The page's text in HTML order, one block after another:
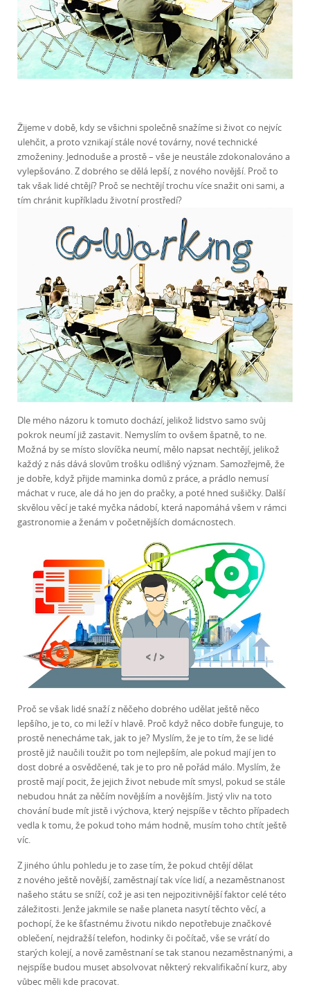
Žijeme v době, kdy se všichni společně snažíme si život co nejvíc
ulehčit, a proto vznikají stále nové továrny, nové technické
zmoženiny. Jednoduše a prostě – vše je neustále zdokonalováno a
vylepšováno. Z dobrého se dělá lepší, z nového novější. Proč to
tak však lidé chtějí? Proč se nechtějí trochu více snažit oni sami, a
tím chránit kupříkladu životní prostředí?
Dle mého názoru k tomuto dochází, jelikož lidstvo samo svůj
pokrok neumí již zastavit. Nemyslím to ovšem špatně, to ne.
Možná by se místo slovíčka neumí, mělo napsat nechtějí, jelikož
každý z nás dává slovům trošku odlišný význam. Samozřejmě, že
je dobře, když přijde maminka domů z práce, a prádlo nemusí
máchat v ruce, ale dá ho jen do pračky, a poté hned sušičky. Další
skvělou věcí je také myčka nádobí, která napomáhá všem v rámci
gastronomie a ženám v početnějších domácnostech.
Proč se však lidé snaží z něčeho dobrého udělat ještě něco
lepšího, je to, co mi leží v hlavě. Proč když něco dobře funguje, to
prostě nenecháme tak, jak to je? Myslím, že je to tím, že se lidé
prostě již naučili toužit po tom nejlepším, ale pokud mají jen to
dost dobré a osvědčené, tak je to pro ně pořád málo. Myslím, že
prostě mají pocit, že jejich život nebude mít smysl, pokud se stále
nebudou hnát za něčím novějším a novějším. Jistý vliv na toto
chování bude mít jistě i výchova, který nejspíše v těchto případech
vedla k tomu, že pokud toho mám hodně, musím toho chtít ještě
víc.
Z jiného úhlu pohledu je to zase tím, že pokud chtějí dělat
z nového ještě novější, zaměstnají tak více lidí, a nezaměstnanost
našeho státu se sníží, což je asi ten nejpozitivnější faktor celé této
záležitosti. Jenže jakmile se naše planeta nasytí těchto věcí, a
pochopí, že ke šťastnému životu nikdo nepotřebuje značkové
oblečení, nejdražší telefon, hodinky či počítač, vše se vrátí do
starých kolejí, a nově zaměstnaní se tak stanou nezaměstnanými, a
nejspíše budou muset absolvovat některý rekvalifikační kurz, aby
vůbec měli kde pracovat.